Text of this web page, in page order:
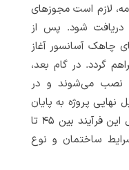
لازم است مجوزهای
دریافت شود. پس از
چاهک آسانسور آغاز
گردد. در گام بعد،
نصب می‌شوند و در
نهایی پروژه به پایان
می‌رسد. به‌طور میانگین، اجرای کامل این فرآیند بین ۴۵ تا
ساختمان و نوع